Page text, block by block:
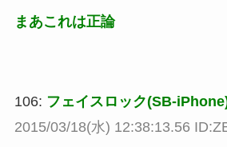
まあこれは正論
106: フェイスロック(SB-
2015/03/18(水) 12:38:13.56